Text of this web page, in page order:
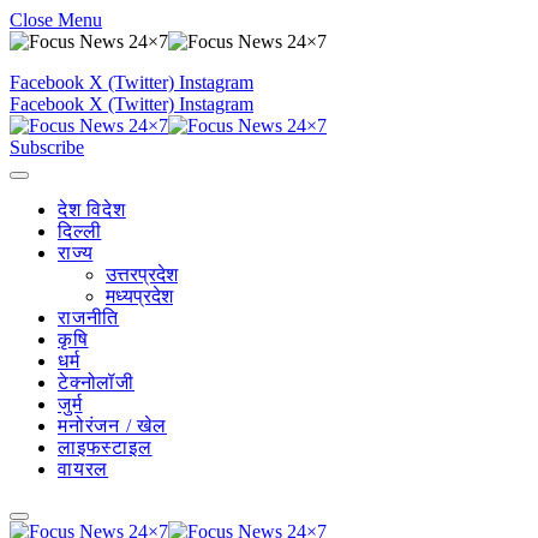
Close Menu
Facebook X (Twitter) Instagram
Facebook X (Twitter) Instagram
Subscribe
देश विदेश
दिल्ली
राज्य
उत्तरप्रदेश
मध्यप्रदेश
राजनीति
कृषि
धर्म
टेक्नोलॉजी
जुर्म
मनोरंजन / खेल
लाइफस्टाइल
वायरल